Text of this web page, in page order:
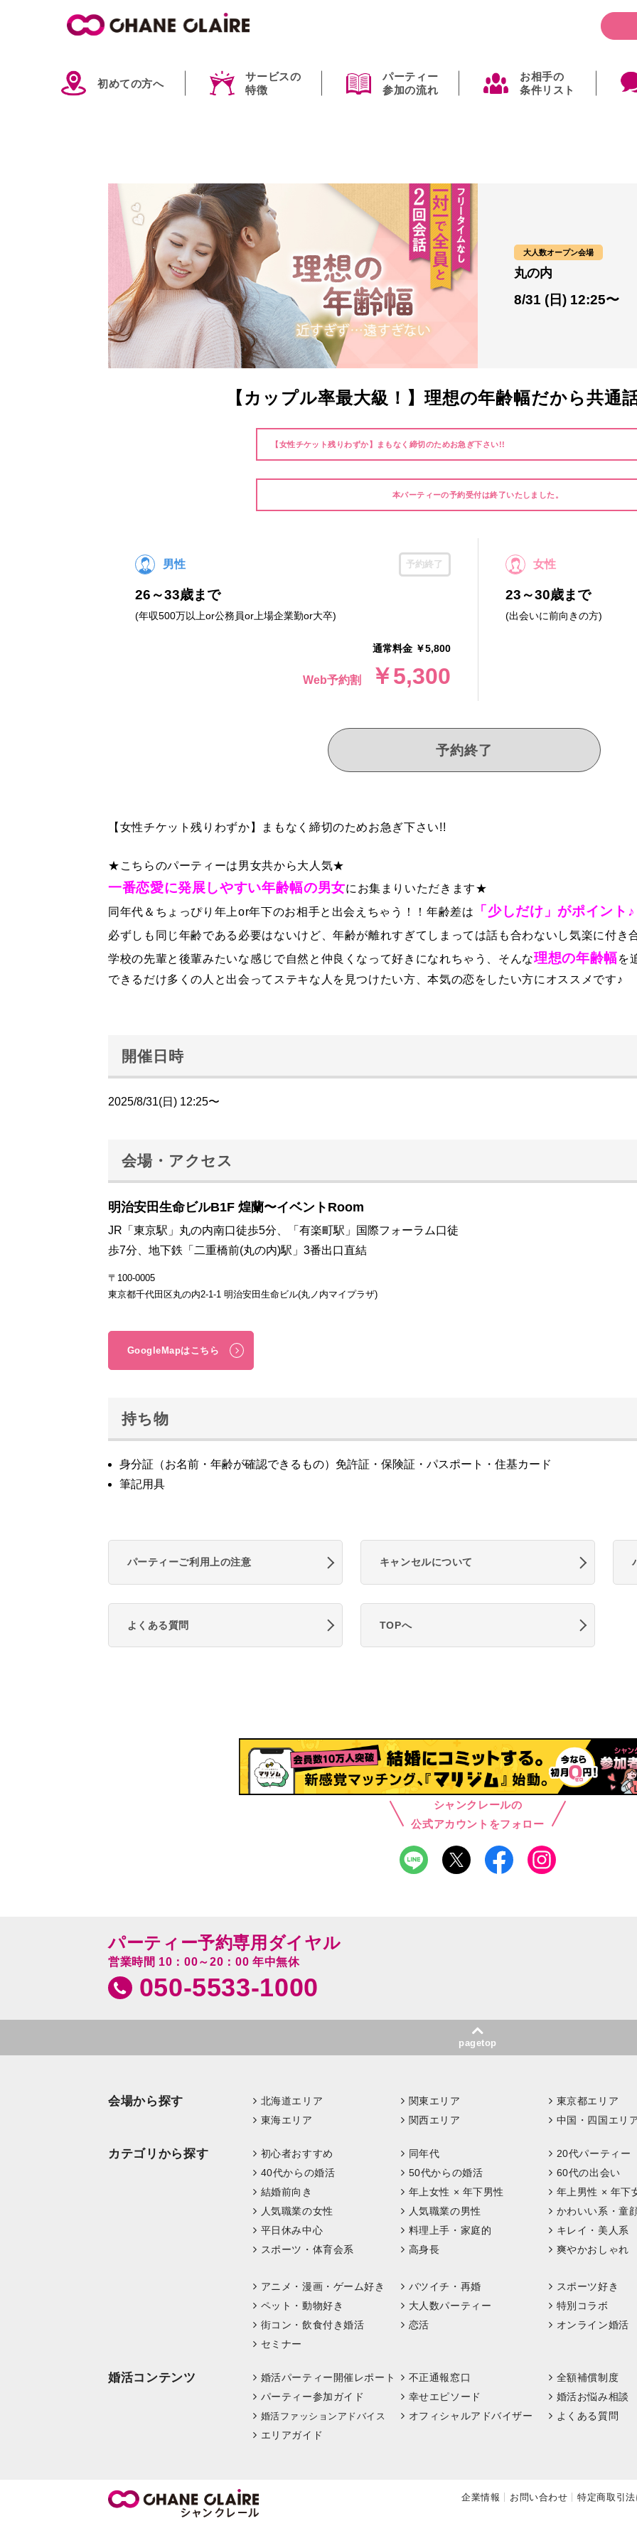
初めての方へ
サービスの
特徴
パーティー
参加の流れ
お相手の
条件リスト
8/31 (日) 12:25〜
大人数オープン会場
丸の内
【カップル率最大級！】理想の年齢幅だから共通
【女性チケット残りわずか】まもなく締切のためお急ぎ下さい!!
本パーティーの予約受付は終了いたしました。
男性 予約終了
26～33歳まで
(年収500万以上or公務員or上場企業勤or大卒)
通常料金 ￥5,800
Web予約割 ￥5,300
女性
23～30歳まで
(出会いに前向きの方)
予約終了
【女性チケット残りわずか】まもなく締切のためお急ぎ下さい!!
★こちらのパーティーは男女共から大人気★
一番恋愛に発展しやすい年齢幅の男女にお集まりいただきます★
同年代＆ちょっぴり年上or年下のお相手と出会えちゃう！！年齢差は
「少しだけ」がポイント♪
必ずしも同じ年齢である必要はないけど、年齢が離れすぎてしまっては話も合わないし気楽に付き
学校の先輩と後輩みたいな感じで自然と仲良くなって好きになれちゃう、そんな理想の年齢幅を
できるだけ多くの人と出会ってステキな人を見つけたい方、本気の恋をしたい方にオススメです♪
開催日時
2025/8/31(日) 12:25〜
会場・アクセス
明治安田生命ビルB1F 煌蘭〜イベントRoom
JR「東京駅」丸の内南口徒歩5分、「有楽町駅」国際フォーラム口徒
歩7分、地下鉄「二重橋前(丸の内)駅」3番出口直結
〒100-0005
東京都千代田区丸の内2-1-1 明治安田生命ビル(丸ノ内マイプラザ)
GoogleMapはこちら
持ち物
身分証（お名前・年齢が確認できるもの）免許証・保険証・パスポート・住基カード
筆記用具
パーティーご利用上の注意 キャンセルについて
よくある質問 TOPへ
シャンクレールの
公式アカウントをフォロー
パーティー予約専用ダイヤル
営業時間 10：00～20：00 年中無休
050-5533-1000
pagetop
会場から探す 北海道エリア 関東エリア 東京都エリア
東海エリア
関西エリア 中国・四国エリ
カテゴリから探す 初心者おすすめ 同年代 20代パーティー
40代からの婚活
50代からの婚活 60代の出会い
結婚前向き
年上女性 × 年下男性 年上男性 × 年下
人気職業の女性
人気職業の男性 かわいい系・童
平日休み中心
料理上手・家庭的 キレイ・美人系
スポーツ・体育会系
高身長 爽やかおしゃれ
アニメ・漫画・ゲーム好き
バツイチ・再婚 スポーツ好き
ペット・動物好き
大人数パーティー 特別コラボ
街コン・飲食付き婚活
恋活 オンライン婚活
セミナー
婚活コンテンツ 婚活パーティー開催レポート 不正通報窓口 全額補償制度
パーティー参加ガイド
幸せエピソード 婚活お悩み相談
婚活ファッションアドバイス オフィシャルアドバイザー よくある質問
エリアガイド
企業情報 お問い合わせ 特定商取引